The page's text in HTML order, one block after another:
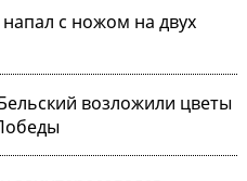
с ножом на двух
возложили цветы